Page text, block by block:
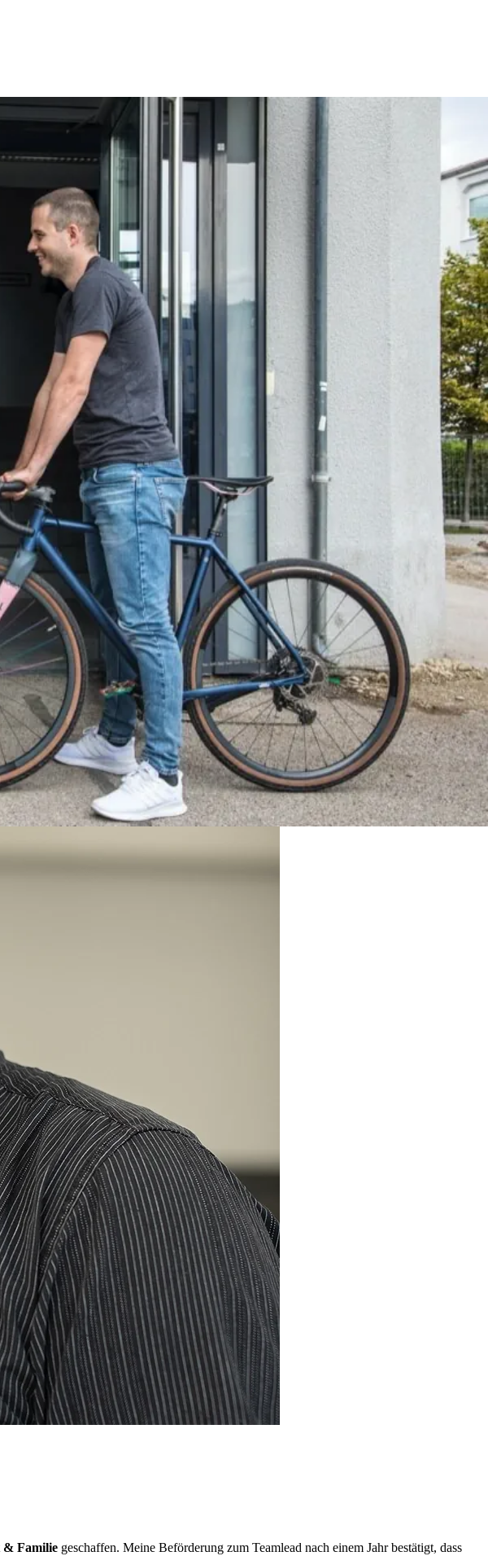
bei einem brennenden Projekt doch mal länger wird, finden wir einen Ausgleich.
zum Standard.
gemäß Gesetz sowieso.
so aus Spaß, was es auch immer zu feiern gibt.
Tischtennis- oder Dart-Match steht nichts im Wege.
Lounge-Küche immer für Dich da.
der mir Sicherheit geben konnte.“
& Familie geschaffen. Meine Beförderung zum Teamlead nach einem Jahr bestätigt, dass